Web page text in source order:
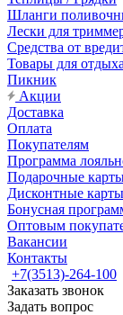
Шланги
Лески для
Средства от
Товары для отдыха
Пикник
Акции
Доставка
Оплата
Покупателям
Программа
Подарочные
Дисконтные карты
Бонусная
Оптовым
Вакансии
Контакты
+7(3513)-264-100
Заказать звонок
Задать вопрос